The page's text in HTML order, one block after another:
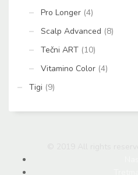
Pro Longer (4)
Scalp Advanced (8)
Tečni ART (10)
Vitamino Color (4)
Tigi (9)